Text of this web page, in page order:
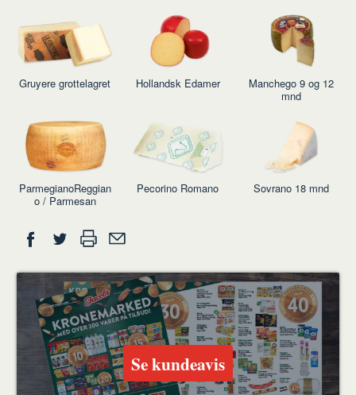
Gruyere grottelagret Hollandsk Edamer
Manchego 9 og 12
mnd
ParmegianoReggian
o / Parmesan
Pecorino Romano Sovrano 18 mnd
Del
på
Facebook
på
Twitter
ut en
venn
Se kundeavis